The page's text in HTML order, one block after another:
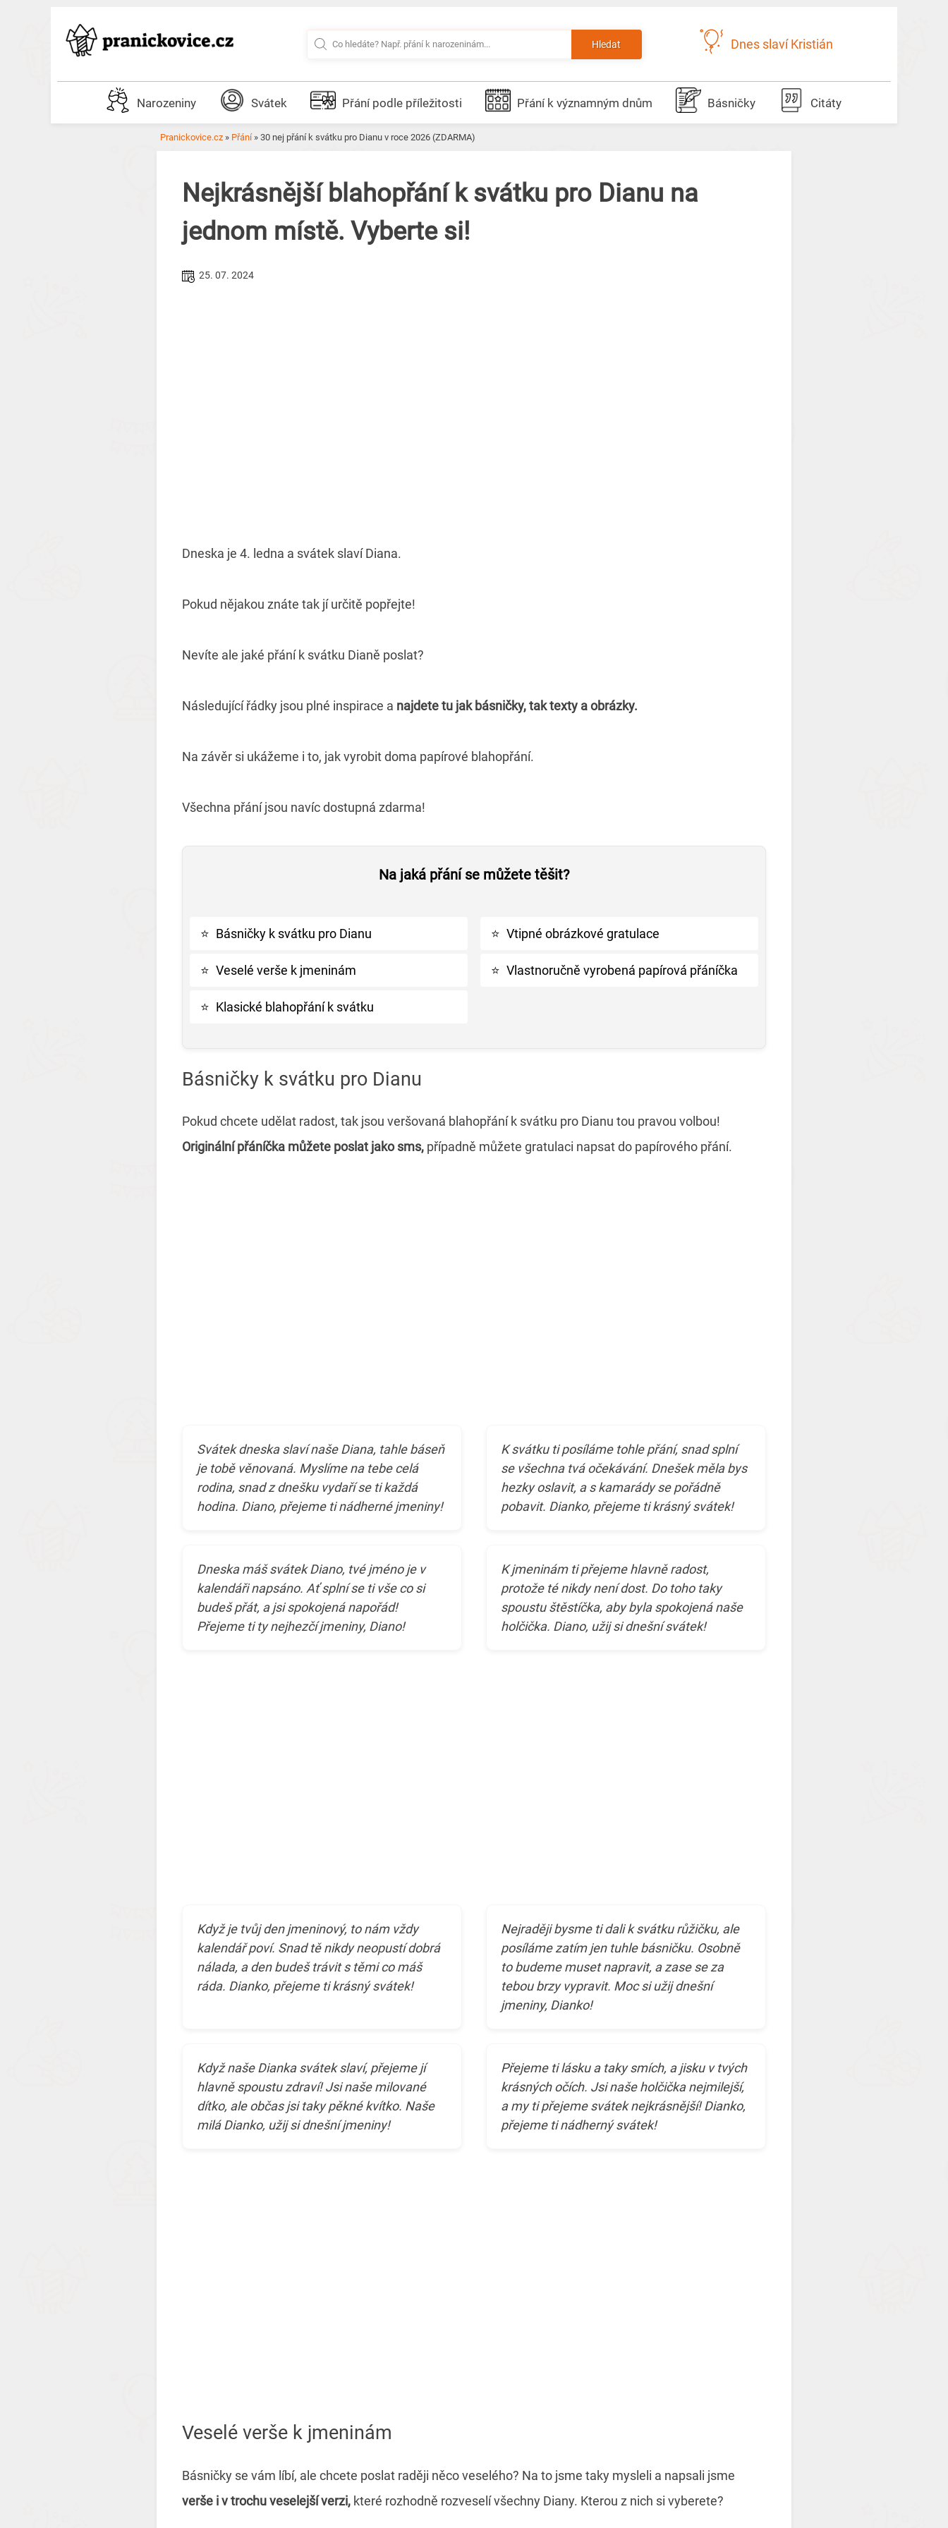
Hledat Dnes slaví Kristián
Narozeniny Svátek Přání podle příležitosti Přání k významným dnům Básničky Citáty
Pranickovice.cz » Přání» 30 nej přání k svátku pro Dianu v roce 2026 (ZDARMA)
Nejkrásnější blahopřání k svátku pro Dianu na
jednom místě. Vyberte si!
25. 07. 2024
Dneska je 4. ledna a svátek slaví Diana.
Pokud nějakou znáte tak jí určitě popřejte!
Nevíte ale jaké přání k svátku Dianě poslat?
Následující řádky jsou plné inspirace a najdete tu jak básničky, tak texty a obrázky.
Na závěr si ukážeme i to, jak vyrobit doma papírové blahopřání.
Všechna přání jsou navíc dostupná zdarma!
Na jaká přání se můžete těšit?
⭐ Básničky k svátku pro Dianu
⭐ Veselé verše k jmeninám
⭐ Klasické blahopřání k svátku
⭐ Vtipné obrázkové gratulace
⭐ Vlastnoručně vyrobená papírová přáníčka
Básničky k svátku pro Dianu
Pokud chcete udělat radost, tak jsou veršovaná blahopřání k svátku pro Dianu tou pravou volbou!
Originální přáníčka můžete poslat jako sms, případně můžete gratulaci napsat do papírového přání.
Svátek dneska slaví naše Diana, tahle báseň
je tobě věnovaná. Myslíme na tebe celá
rodina, snad z dnešku vydaří se ti každá
hodina. Diano, přejeme ti nádherné jmeniny!
K svátku ti posíláme tohle přání, snad splní
se všechna tvá očekávání. Dnešek měla bys
hezky oslavit, a s kamarády se pořádně
pobavit. Dianko, přejeme ti krásný svátek!
Dneska máš svátek Diano, tvé jméno je v
kalendáři napsáno. Ať splní se ti vše co si
budeš přát, a jsi spokojená napořád!
Přejeme ti ty nejhezčí jmeniny, Diano!
K jmeninám ti přejeme hlavně radost,
protože té nikdy není dost. Do toho taky
spoustu štěstíčka, aby byla spokojená naše
holčička. Diano, užij si dnešní svátek!
Když je tvůj den jmeninový, to nám vždy
kalendář poví. Snad tě nikdy neopustí dobrá
nálada, a den budeš trávit s těmi co máš
ráda. Dianko, přejeme ti krásný svátek!
Nejraději bysme ti dali k svátku růžičku, ale
posíláme zatím jen tuhle básničku. Osobně
to budeme muset napravit, a zase se za
tebou brzy vypravit. Moc si užij dnešní
jmeniny, Dianko!
Když naše Dianka svátek slaví, přejeme jí
hlavně spoustu zdraví! Jsi naše milované
dítko, ale občas jsi taky pěkné kvítko. Naše
milá Dianko, užij si dnešní jmeniny!
Přejeme ti lásku a taky smích, a jisku v tvých
krásných očích. Jsi naše holčička nejmilejší,
a my ti přejeme svátek nejkrásnější! Dianko,
přejeme ti nádherný svátek!
Veselé verše k jmeninám
Básničky se vám líbí, ale chcete poslat raději něco veselého? Na to jsme taky mysleli a napsali jsme
verše i v trochu veselejší verzi, které rozhodně rozveselí všechny Diany. Kterou z nich si vyberete?